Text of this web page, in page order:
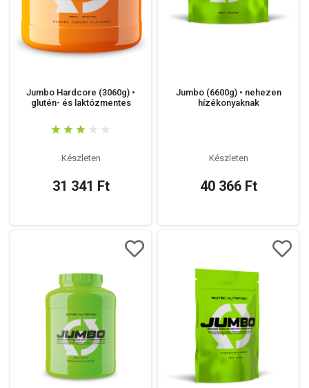
Jumbo Hardcore (3060g) •
glutén- és laktózmentes
Készleten
31 341 Ft
Jumbo (6600g) • nehezen
hízékonyaknak
Készleten
40 366 Ft